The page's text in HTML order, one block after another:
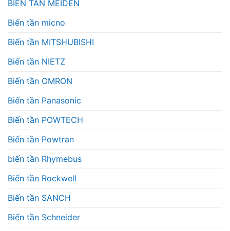
BIẾN TẦN MEIDEN
Biến tần micno
Biến tần MITSHUBISHI
Biến tần NIETZ
Biến tần OMRON
Biến tần Panasonic
Biến tần POWTECH
Biến tần Powtran
biến tần Rhymebus
Biến tần Rockwell
Biến tần SANCH
Biến tần Schneider